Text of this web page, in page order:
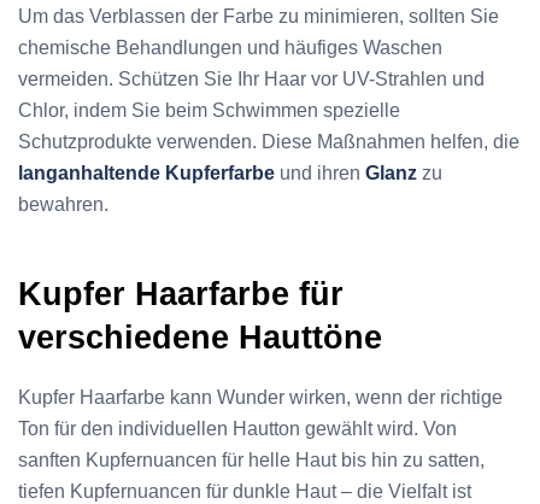
Um das Verblassen der Farbe zu minimieren, sollten Sie
chemische Behandlungen und häufiges Waschen
vermeiden. Schützen Sie Ihr Haar vor UV-Strahlen und
Chlor, indem Sie beim Schwimmen spezielle
Schutzprodukte verwenden. Diese Maßnahmen helfen, die
langanhaltende Kupferfarbe und ihren Glanz zu
bewahren.
Kupfer Haarfarbe für
verschiedene Hauttöne
Kupfer Haarfarbe kann Wunder wirken, wenn der richtige
Ton für den individuellen Hautton gewählt wird. Von
sanften Kupfernuancen für helle Haut bis hin zu satten,
tiefen Kupfernuancen für dunkle Haut – die Vielfalt ist